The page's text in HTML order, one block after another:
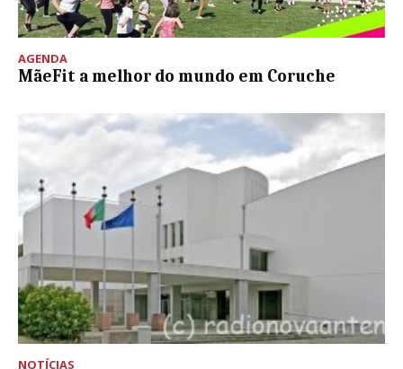
AGENDA
MãeFit a melhor do mundo em Coruche
NOTÍCIAS